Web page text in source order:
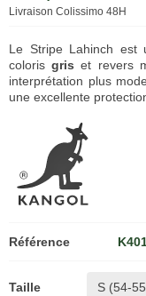
Livraison Colissimo 48H
Le Stripe Lahinch est
colorisgris et revers
interprétation plus
une excellente
Référence
Taille